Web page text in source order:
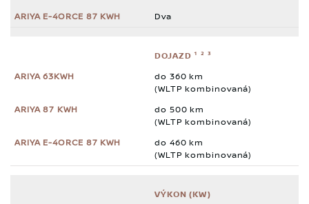
Dva
DOJAZD ¹ ² ³
do 360 km
(WLTP kombinovaná)
do 500 km
(WLTP kombinovaná)
do 460 km
(WLTP kombinovaná)
VÝKON (KW)